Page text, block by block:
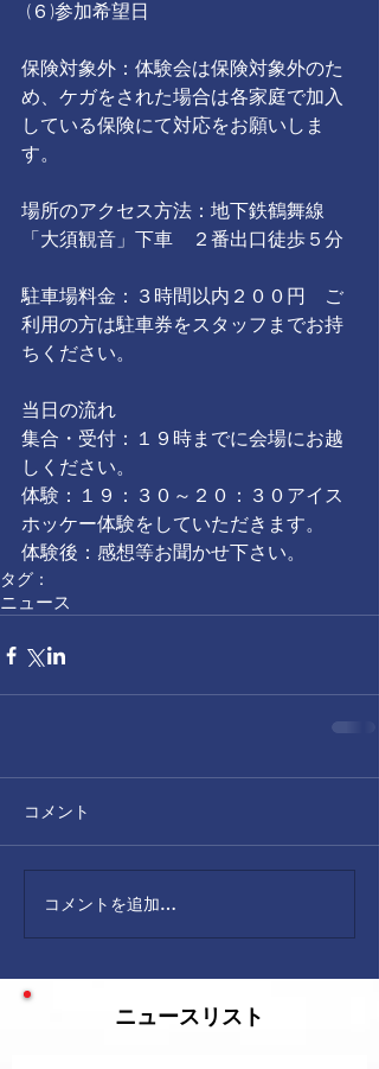
(６)参加希望日
保険対象外：体験会は保険対象外のた
め、ケガをされた場合は各家庭で加入
している保険にて対応をお願いしま
す。
場所のアクセス方法：地下鉄鶴舞線
「大須観音」下車　２番出口徒歩５分
駐車場料金：３時間以内２００円　ご
利用の方は駐車券をスタッフまでお持
ちください。
当日の流れ
集合・受付：１９時までに会場にお越
しください。
体験：１９：３０～２０：３０アイス
ホッケー体験をしていただきます。
体験後：感想等お聞かせ下さい。
タグ：
ニュース
コメント
コメントを追加…
ニュースリスト